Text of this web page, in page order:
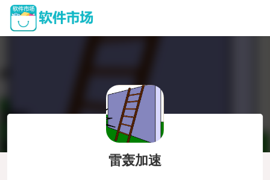
雷轰加速